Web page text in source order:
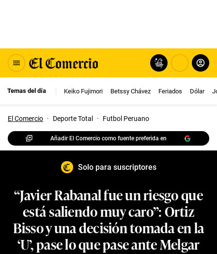
Temas del día Keiko Fujimori Betssy Chávez Feriados Dólar
El Comercio · Deporte Total · Futbol Peruano
Añadir El Comercio como fuente preferida en
Solo para suscriptores
“Javier Rabanal fue un riesgo que
está saliendo muy caro”: Ortiz
Bisso y una decisión tomada en la
‘U’, pase lo que pase ante Melgar